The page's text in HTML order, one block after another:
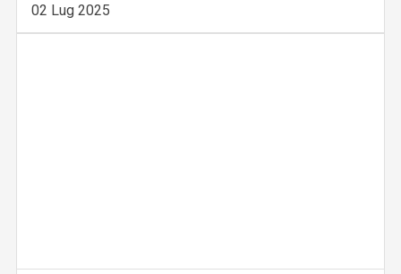
02 Lug 2025